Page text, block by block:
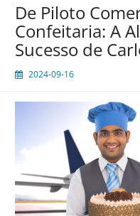
A
Costura
Perfeita
Ângela
De Piloto
Confeitaria: A
Sucesso de
2024-09-16